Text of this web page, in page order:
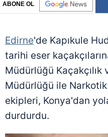
ABONE OL
Edirne'de Kapıkule
tarihi eser
Müdürlüğü
Müdürlüğü ile
ekipleri, Konya'dan
durdurdu.